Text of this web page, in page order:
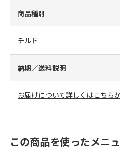
商品種別
チルド
納期／送料説明
お届けについて詳しくはこちら
この商品を使ったメニ